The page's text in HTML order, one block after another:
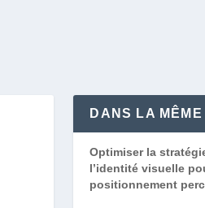
DANS LA
Optimiser la
l’identité visuelle
positionnement